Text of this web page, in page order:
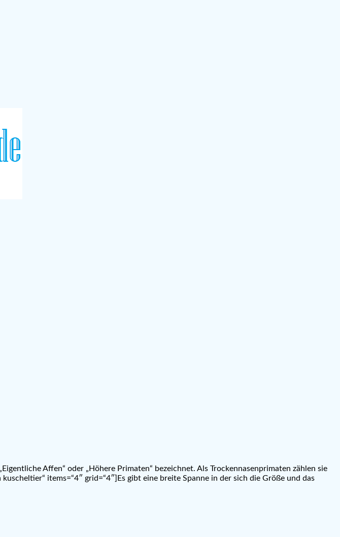
Affen“ oder „Höhere Primaten“ bezeichnet. Als Trockennasenprimaten zählen sie
items=“4″ grid=“4″]Es gibt eine breite Spanne in der sich die Größe und das